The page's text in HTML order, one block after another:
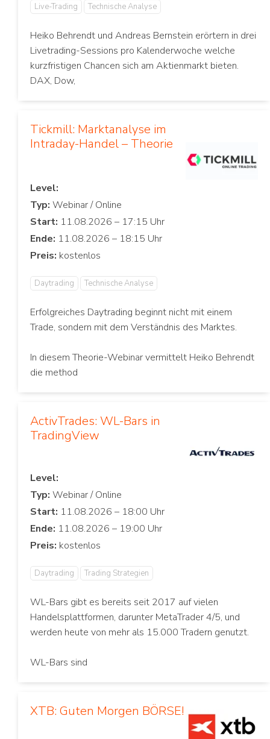
Live-Trading Technische Analyse
Heiko Behrendt und Andreas Bernstein erörtern in drei
Livetrading-Sessions pro Kalenderwoche welche
kurzfristigen Chancen sich am Aktienmarkt bieten.
DAX, Dow,
Tickmill: Marktanalyse im
Intraday-Handel – Theorie
Level:
Typ:
Start:
Ende:
Preis:
Daytrading Technische Analyse
Erfolgreiches Daytrading beginnt nicht mit einem
Trade, sondern mit dem Verständnis des Marktes.
In diesem Theorie-Webinar vermittelt Heiko Behrendt
die method
ActivTrades: WL-Bars in
TradingView
Level:
Typ:
Start:
Ende:
Preis:
Daytrading Trading Strategien
WL-Bars gibt es bereits seit 2017 auf vielen
Handelsplattformen, darunter MetaTrader 4/5, und
werden heute von mehr als 15.000 Tradern genutzt.
WL-Bars sind
XTB: Guten Morgen BÖRSE!